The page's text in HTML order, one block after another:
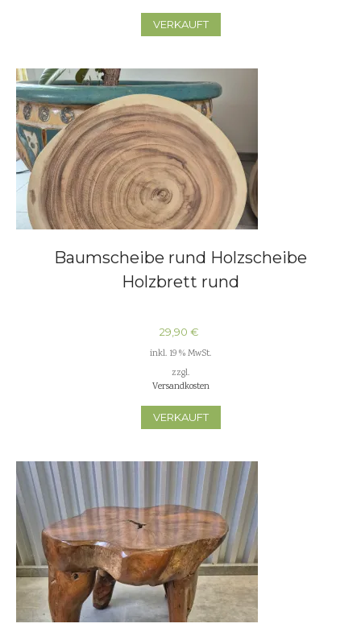
VERKAUFT
Baumscheibe rund Holzscheibe
Holzbrett rund
29,90 €
inkl. 19 % MwSt.
zzgl.
Versandkosten
VERKAUFT